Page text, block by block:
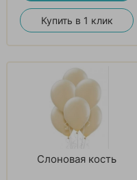
Купить в 1 клик
Слоновая кость